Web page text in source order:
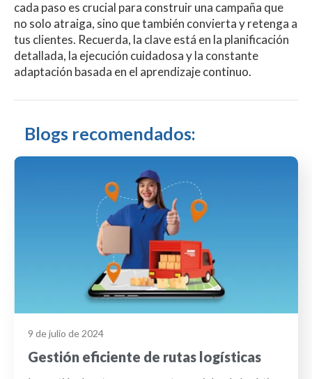
cada paso es crucial para construir una campaña que
no solo atraiga, sino que también convierta y retenga a
tus clientes. Recuerda, la clave está en la planificación
detallada, la ejecución cuidadosa y la constante
adaptación basada en el aprendizaje continuo.
Blogs recomendados:
9 de julio de 2024
Gestión eficiente de rutas logísticas